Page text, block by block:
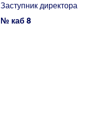
Заступник директора
№ каб 8